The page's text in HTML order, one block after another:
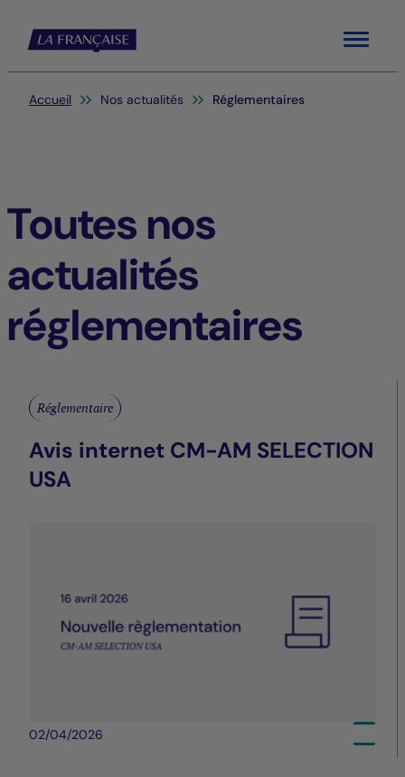
Menu
Vous êtes ici:
Accueil Nos actualités Réglementaires
Toutes nos
actualités
réglementaires
Réglementaire
Avis internet CM-AM SELECTION
USA
02/04/2026